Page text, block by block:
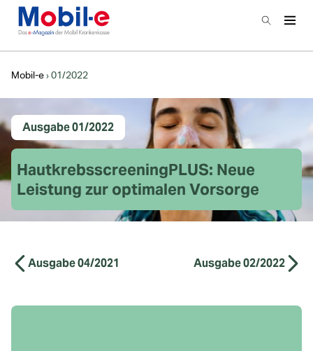
Hauptnavigation
Suchen
Mobil-e 01/2022
Ausgabe 01/2022
Ausgabe 01/2022
HautkrebsscreeningPLUS: Neue
Leistung zur optimalen Vorsorge
Ausgaben Navigation
Ausgabe 04/2021 Ausgabe 02/2022